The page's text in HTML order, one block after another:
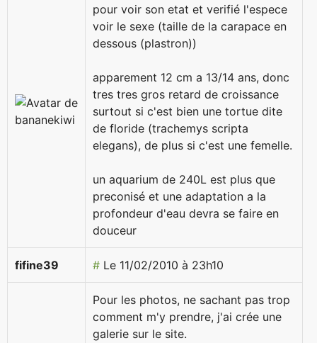
pour voir son etat et verifié l'espece
voir le sexe (taille de la carapace en
dessous (plastron))
apparement 12 cm a 13/14 ans, donc
tres tres gros retard de croissance
surtout si c'est bien une tortue dite
de floride (trachemys scripta
elegans), de plus si c'est une femelle.
un aquarium de 240L est plus que
preconisé et une adaptation a la
profondeur d'eau devra se faire en
douceur
fifine39 # Le 11/02/2010 à 23h10
Pour les photos, ne sachant pas trop
comment m'y prendre, j'ai crée une
galerie sur le site.